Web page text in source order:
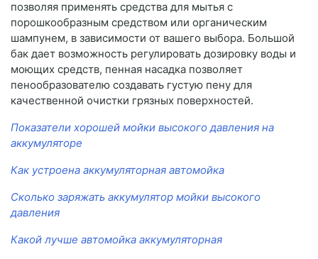
позволяя применять средства для мытья с
порошкообразным средством или органическим
шампунем, в зависимости от вашего выбора. Большой
бак дает возможность регулировать дозировку воды и
моющих средств, пенная насадка позволяет
пенообразователю создавать густую пену для
качественной очистки грязных поверхностей.
Показатели хорошей мойки высокого давления на
аккумуляторе
Как устроена аккумуляторная автомойка
Сколько заряжать аккумулятор мойки высокого
давления
Какой лучше автомойка аккумуляторная